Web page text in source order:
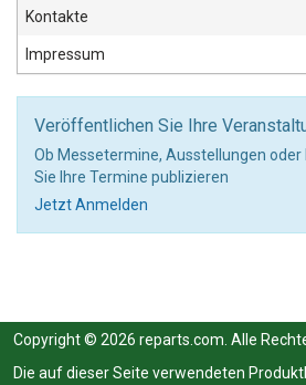
Kontakte
Impressum
Veröffentlichen Sie Ihre
Ob Messetermine, Ausstellungen oder
Sie Ihre Termine publizieren
Jetzt Anmelden
Copyright © 2026 reparts.com. Alle
Die auf dieser Seite verwendeten